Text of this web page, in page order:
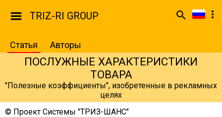
TRIZ-RI GROUP
Статья Авторы
ПОСЛУЖНЫЕ ХАРАКТЕРИСТИКИ
ТОВАРА
"Полезные коэффициенты", изобретенные в рекламных
целях
© Проект Системы "ТРИЗ-ШАНС"